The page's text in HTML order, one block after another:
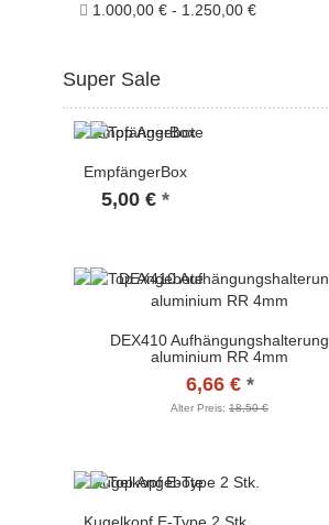
1.000,00 € - 1.250,00 €
Super Sale
EmpfängerBox
5,00 € *
DEX410 Aufhängungshalterung
aluminium RR 4mm
6,66 € *
Alter Preis: 18,50 €